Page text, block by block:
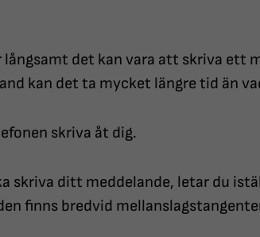
det kan vara att skriva ett
kan det ta mycket längre tid än
skriva åt dig.
skriva ditt meddelande, letar du
finns bredvid